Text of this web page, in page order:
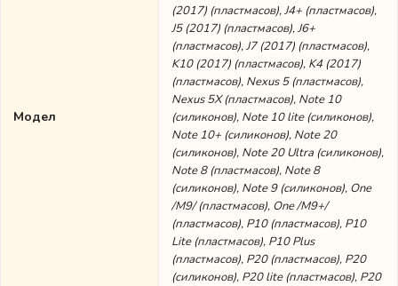
Модел
(2017) (пластмасов), J4+ (пластмасов),
J5 (2017) (пластмасов), J6+
(пластмасов), J7 (2017) (пластмасов),
K10 (2017) (пластмасов), K4 (2017)
(пластмасов), Nexus 5 (пластмасов),
Nexus 5X (пластмасов), Note 10
(силиконов), Note 10 lite (силиконов),
Note 10+ (силиконов), Note 20
(силиконов), Note 20 Ultra (силиконов),
Note 8 (пластмасов), Note 8
(силиконов), Note 9 (силиконов), One
/M9/ (пластмасов), One /M9+/
(пластмасов), P10 (пластмасов), P10
Lite (пластмасов), P10 Plus
(пластмасов), P20 (пластмасов), P20
(силиконов), P20 lite (пластмасов), P20